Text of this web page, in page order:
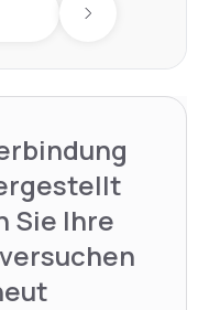
Next day
Sie Ihre